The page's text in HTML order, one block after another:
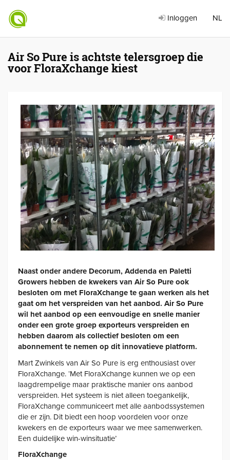
Inloggen NL
Air So Pure is achtste telersgroep die
voor FloraXchange kiest
Naast onder andere Decorum, Addenda en Paletti
Growers hebben de kwekers van Air So Pure ook
besloten om met FloraXchange te gaan werken als het
gaat om het verspreiden van het aanbod. Air So Pure
wil het aanbod op een eenvoudige en snelle manier
onder een grote groep exporteurs verspreiden en
hebben daarom als collectief besloten om een
abonnement te nemen op dit innovatieve platform.
Mart Zwinkels van Air So Pure is erg enthousiast over
FloraXchange. ‘Met FloraXchange kunnen we op een
laagdrempelige maar praktische manier ons aanbod
verspreiden. Het systeem is niet alleen toegankelijk,
FloraXchange communiceert met alle aanbodssystemen
die er zijn. Dit biedt een hoop voordelen voor onze
kwekers en de exporteurs waar we mee samenwerken.
Een duidelijke win-winsituatie’
FloraXchange